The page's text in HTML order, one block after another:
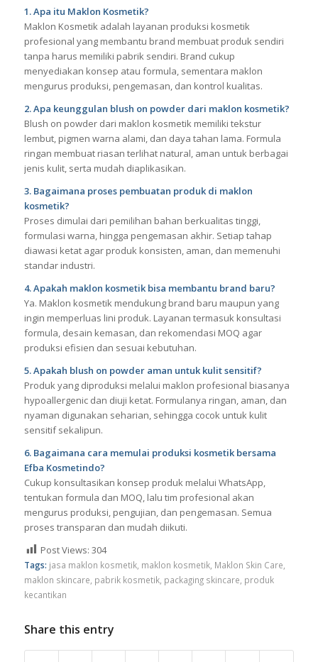
1. Apa itu Maklon Kosmetik?
Maklon Kosmetik adalah layanan produksi kosmetik
profesional yang membantu brand membuat produk sendiri
tanpa harus memiliki pabrik sendiri. Brand cukup
menyediakan konsep atau formula, sementara maklon
mengurus produksi, pengemasan, dan kontrol kualitas.
2. Apa keunggulan blush on powder dari maklon kosmetik?
Blush on powder dari maklon kosmetik memiliki tekstur
lembut, pigmen warna alami, dan daya tahan lama. Formula
ringan membuat riasan terlihat natural, aman untuk berbagai
jenis kulit, serta mudah diaplikasikan.
3. Bagaimana proses pembuatan produk di maklon
kosmetik?
Proses dimulai dari pemilihan bahan berkualitas tinggi,
formulasi warna, hingga pengemasan akhir. Setiap tahap
diawasi ketat agar produk konsisten, aman, dan memenuhi
standar industri.
4. Apakah maklon kosmetik bisa membantu brand baru?
Ya. Maklon kosmetik mendukung brand baru maupun yang
ingin memperluas lini produk. Layanan termasuk konsultasi
formula, desain kemasan, dan rekomendasi MOQ agar
produksi efisien dan sesuai kebutuhan.
5. Apakah blush on powder aman untuk kulit sensitif?
Produk yang diproduksi melalui maklon profesional biasanya
hypoallergenic dan diuji ketat. Formulanya ringan, aman, dan
nyaman digunakan seharian, sehingga cocok untuk kulit
sensitif sekalipun.
6. Bagaimana cara memulai produksi kosmetik bersama
Efba Kosmetindo?
Cukup konsultasikan konsep produk melalui WhatsApp,
tentukan formula dan MOQ, lalu tim profesional akan
mengurus produksi, pengujian, dan pengemasan. Semua
proses transparan dan mudah diikuti.
Post Views: 304
Tags: jasa maklon kosmetik, maklon kosmetik, Maklon Skin Care,
maklon skincare, pabrik kosmetik, packaging skincare, produk
kecantikan
Share this entry